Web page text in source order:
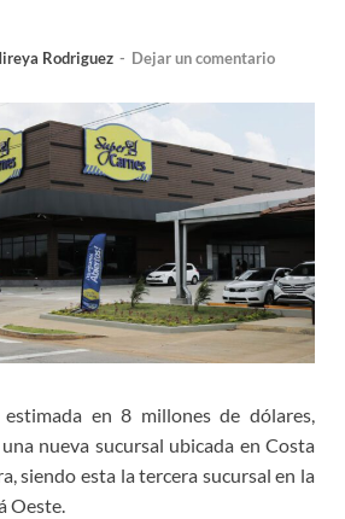
Rodriguez - Dejar un comentario
en 8 millones de dólares,
nueva sucursal ubicada en Costa
siendo esta la tercera sucursal en la
Oeste.